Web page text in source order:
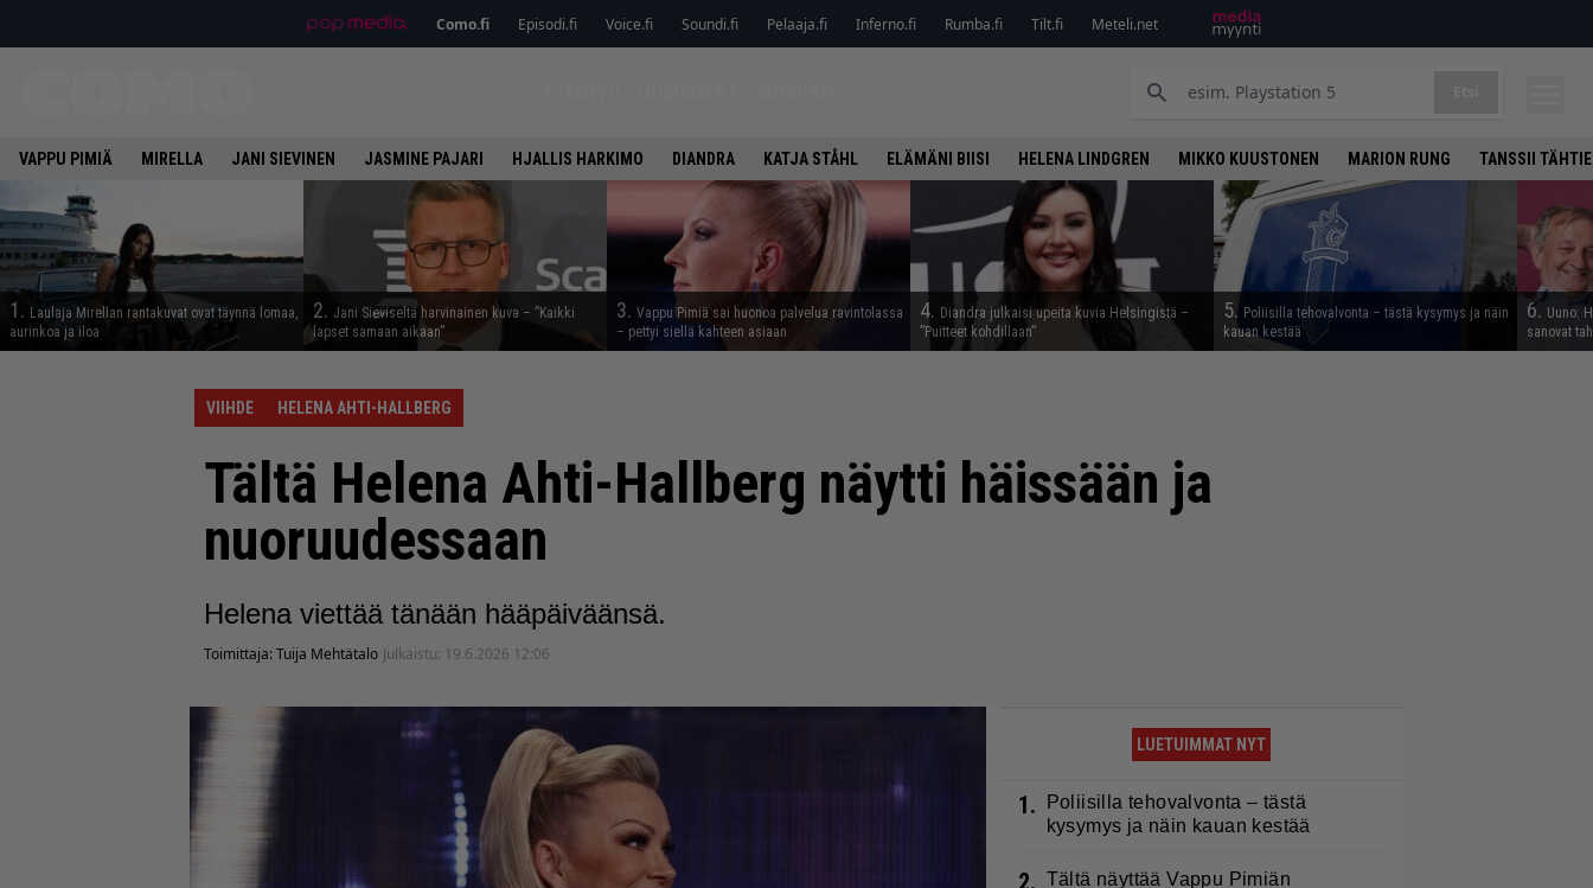
Como.fi Episodi.fi Voice.fi Soundi.fi Pelaaja.fi Inferno.fi Rumba.fi Tilt.fi Meteli.net
VAPPU PIMIÄ MIRELLA JANI SIEVINEN JASMINE PAJARI HJALLIS HARKIMO DIANDRA KATJA STÅHL ELÄMÄNI BIISI HELENA LINDGREN MIKKO KUUSTONEN MARION RUNG TANSSII
1. Laulaja Mirellan rantakuvat ovat täynnä lomaa,
aurinkoa ja iloa
2. Jani Sieviseltä harvinainen kuva – ”Kaikki
lapset samaan aikaan”
3. Vappu Pimiä sai huonoa palvelua ravintolassa
– pettyi siellä kahteen asiaan
4. Diandra julkaisi upeita kuvia Helsingistä –
”Puitteet kohdillaan”
5. Poliisilla tehovalvonta – tästä kysymys ja näin
kauan kestää
6. Uuno:
sanovat
VIIHDE HELENA AHTI-HALLBERG
Tältä Helena Ahti-Hallberg näytti häissään ja
nuoruudessaan
Helena viettää tänään hääpäiväänsä.
Toimittaja:Tuija Mehtätalo Julkaistu: 19.6.2026 12:06
LUETUIMMAT NYT
1.
Poliisilla tehovalvonta – tästä
kysymys ja näin kauan kestää
2. Tältä näyttää Vappu Pimiän